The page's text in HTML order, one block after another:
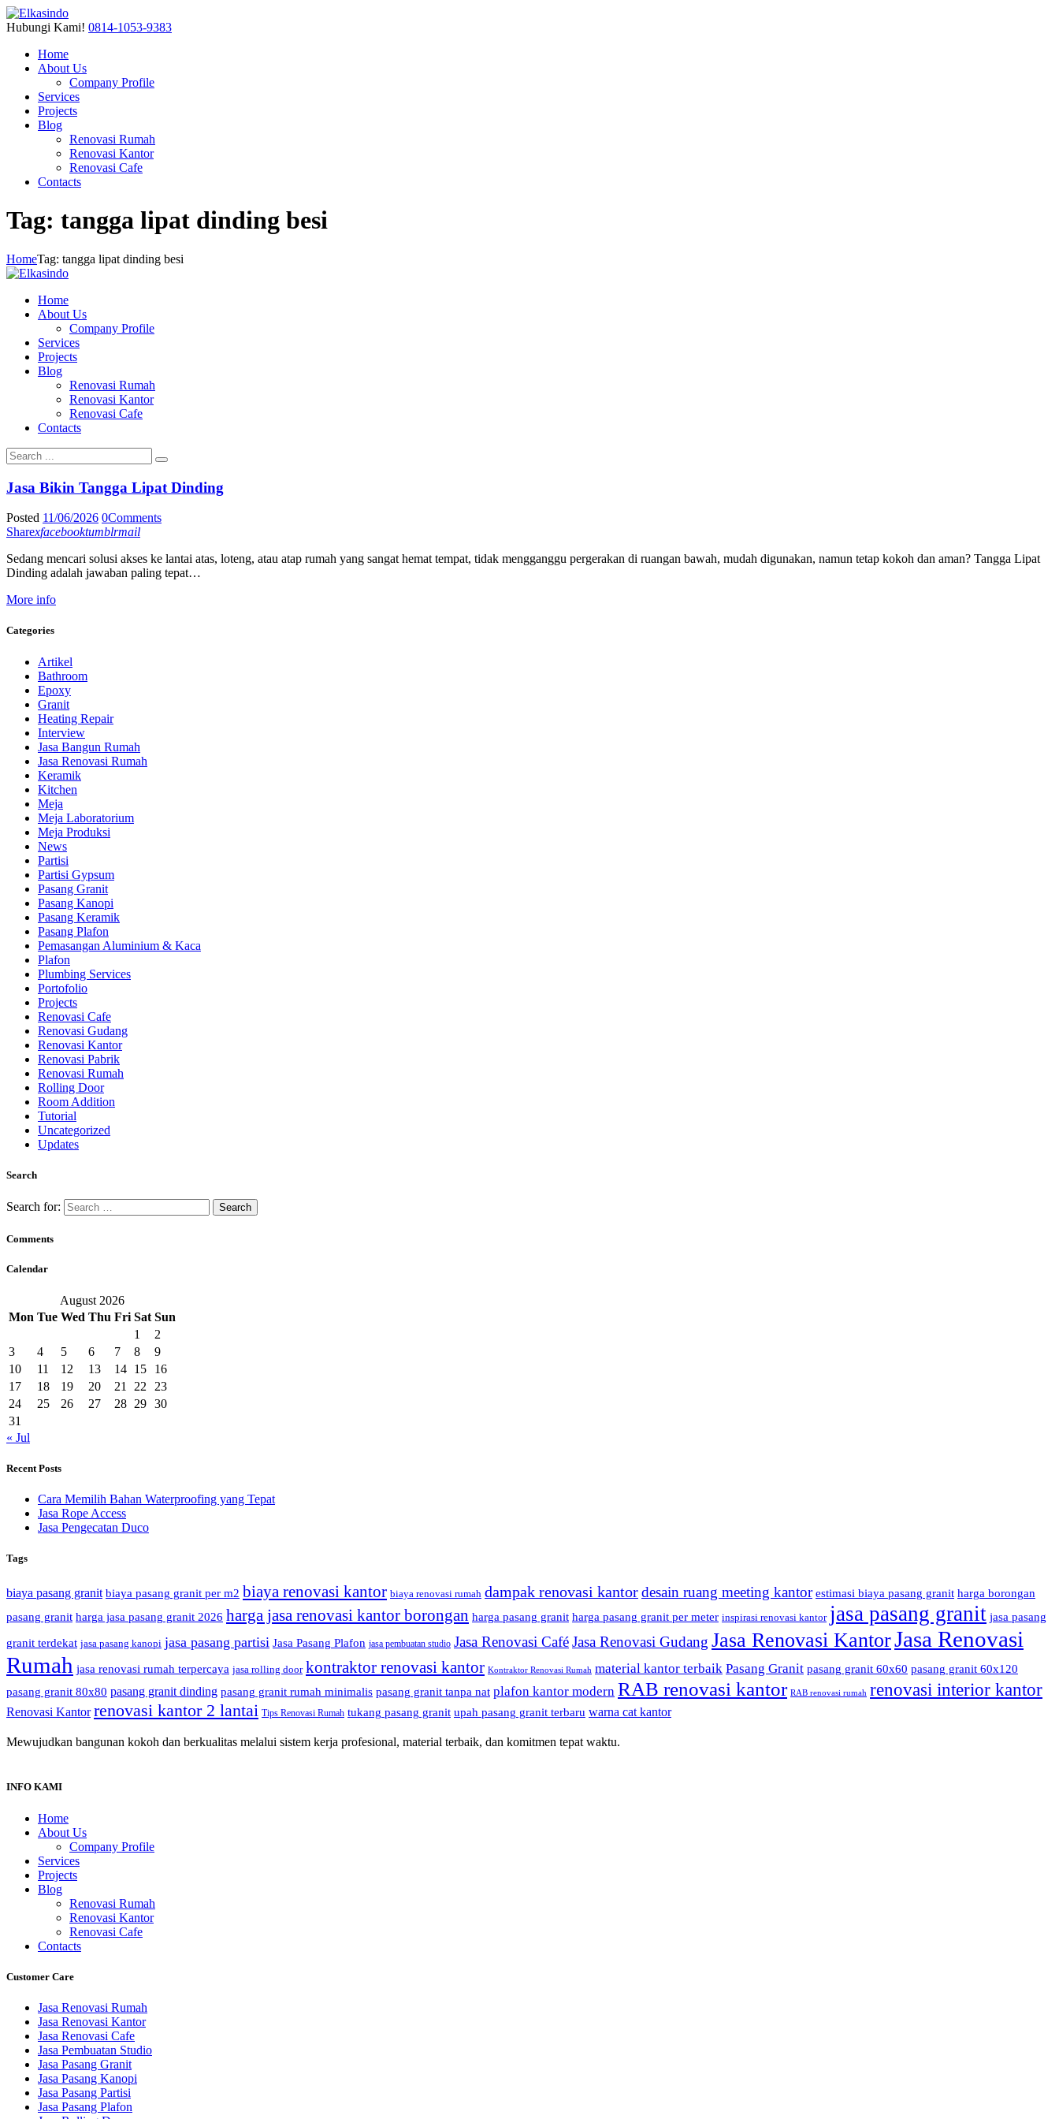
Hubungi Kami! 0814-1053-9383
Home
About Us
Company Profile
Services
Projects
Blog
Renovasi Rumah
Renovasi Kantor
Renovasi Cafe
Contacts
Tag: tangga lipat dinding besi
HomeTag: tangga lipat dinding besi
Home
About Us
Company Profile
Services
Projects
Blog
Renovasi Rumah
Renovasi Kantor
Renovasi Cafe
Contacts
Jasa Bikin Tangga Lipat Dinding
Posted 11/06/2026 0Comments
Sharexfacebooktumblrmail
Sedang mencari solusi akses ke lantai atas, loteng, atau atap rumah yang sangat hemat tempat, tidak mengganggu pergerakan di ruangan bawah, mudah digunakan, namun tetap kokoh dan aman? Tangga Lipat
Dinding adalah jawaban paling tepat…
More info
Categories
Artikel
Bathroom
Epoxy
Granit
Heating Repair
Interview
Jasa Bangun Rumah
Jasa Renovasi Rumah
Keramik
Kitchen
Meja
Meja Laboratorium
Meja Produksi
News
Partisi
Partisi Gypsum
Pasang Granit
Pasang Kanopi
Pasang Keramik
Pasang Plafon
Pemasangan Aluminium & Kaca
Plafon
Plumbing Services
Portofolio
Projects
Renovasi Cafe
Renovasi Gudang
Renovasi Kantor
Renovasi Pabrik
Renovasi Rumah
Rolling Door
Room Addition
Tutorial
Uncategorized
Updates
Search
Search for:
Comments
Calendar
August 2026
Mon Tue Wed Thu Fri Sat Sun
1
2
3
4 5 6 7 8
9
10
11 12 13 14 15
16
17
18 19 20 21 22
23
24
25 26 27 28 29 30
31
« Jul
Recent Posts
Cara Memilih Bahan Waterproofing yang Tepat
Jasa Rope Access
Jasa Pengecatan Duco
Tags
biaya pasang granit biaya pasang granit per m2 biaya renovasi kantor biaya renovasi rumah dampak renovasi kantordesain ruang meeting kantor estimasi biaya pasang granit harga borongan
pasang granit harga jasa pasang granit 2026 harga jasa renovasi kantor borongan harga pasang granit harga pasang granit per meter inspirasi renovasi kantor jasa pasang granit jasa pasang
granit terdekat jasa pasang kanopi jasa pasang partisi Jasa Pasang Plafon jasa pembuatan studio Jasa Renovasi CaféJasa Renovasi Gudang Jasa Renovasi KantorJasa Renovasi
Rumah jasa renovasi rumah terpercaya jasa rolling door kontraktor renovasi kantor Kontraktor Renovasi Rumah material kantor terbaik Pasang Granit pasang granit 60x60 pasang granit 60x120
pasang granit 80x80 pasang granit dinding pasang granit rumah minimalis pasang granit tanpa nat plafon kantor modern RAB renovasi kantor RAB renovasi rumah renovasi interior kantor
Renovasi Kantor renovasi kantor 2 lantai Tips Renovasi Rumah tukang pasang granit upah pasang granit terbaru warna cat kantor
Mewujudkan bangunan kokoh dan berkualitas melalui sistem kerja profesional, material terbaik, dan komitmen tepat waktu.
INFO KAMI
Home
About Us
Company Profile
Services
Projects
Blog
Renovasi Rumah
Renovasi Kantor
Renovasi Cafe
Contacts
Customer Care
Jasa Renovasi Rumah
Jasa Renovasi Kantor
Jasa Renovasi Cafe
Jasa Pembuatan Studio
Jasa Pasang Granit
Jasa Pasang Kanopi
Jasa Pasang Partisi
Jasa Pasang Plafon